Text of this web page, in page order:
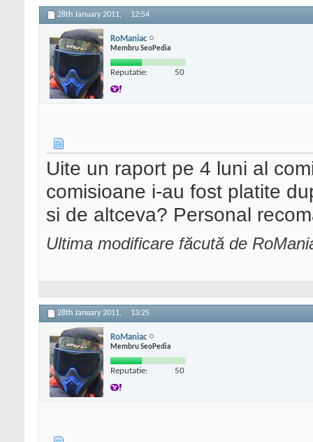
28th January 2011, 12:54
RoManiac
Membru SeoPedia
Reputatie: 50
Uite un raport pe 4 luni al
comisioane i-au fost platite
si de altceva? Personal
Ultima modificare făcută de
28th January 2011, 13:25
RoManiac
Membru SeoPedia
Reputatie: 50